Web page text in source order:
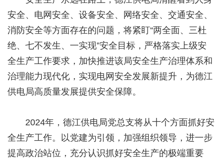
安全、电网安全、设备安全、网络安全、交通安全、
消防安全等方面存在的问题，将紧盯“两全面、三杜
绝、七不发生、一实现”安全目标，严格落实上级安
全生产工作要求，加快推进该局安全生产治理体系和
治理能力现代化，实现电网安全发展新提升，为德江
供电局高质量发展提供安全保障。
2024年，德江供电局党总支将从十个方面抓好安
全生产工作。以党建为引领，加强组织领导，进一步
提高政治站位，充分认识抓好安全生产的极端重要